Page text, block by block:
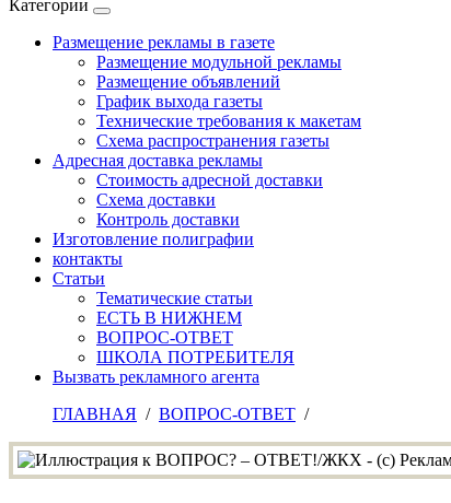
Категории
Размещение рекламы в газете
Размещение модульной рекламы
Размещение объявлений
График выхода газеты
Технические требования к макетам
Схема распространения газеты
Адресная доставка рекламы
Стоимость адресной доставки
Схема доставки
Контроль доставки
Изготовление полиграфии
контакты
Статьи
Тематические статьи
ЕСТЬ В НИЖНЕМ
ВОПРОС-ОТВЕТ
ШКОЛА ПОТРЕБИТЕЛЯ
Вызвать рекламного агента
ГЛАВНАЯ / ВОПРОС-ОТВЕТ /